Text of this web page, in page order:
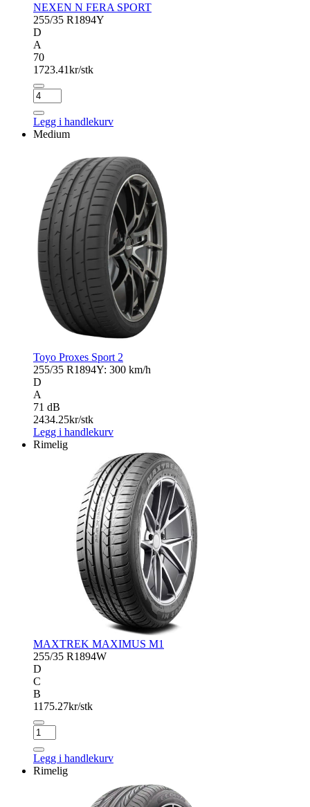
NEXEN N FERA SPORT
255/35 R1894Y
D
A
70
1723.41kr/stk
NEXEN
N
FERA
SPORT
Legg i handlekurv
Medium
Toyo Proxes Sport 2
255/35 R1894Y: 300 km/h
D
A
71 dB
2434.25kr/stk
Legg i handlekurv
Rimelig
MAXTREK MAXIMUS M1
255/35 R1894W
D
C
B
1175.27kr/stk
MAXTREK
MAXIMUS
M1
antall
Legg i handlekurv
Rimelig